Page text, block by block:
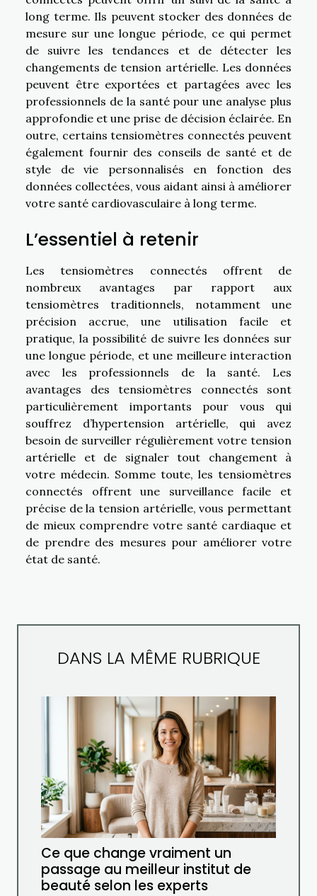
long terme. Ils peuvent stocker des données de
mesure sur une longue période, ce qui permet
de suivre les tendances et de détecter les
changements de tension artérielle. Les données
peuvent être exportées et partagées avec les
professionnels de la santé pour une analyse plus
approfondie et une prise de décision éclairée. En
outre, certains tensiomètres connectés peuvent
également fournir des conseils de santé et de
style de vie personnalisés en fonction des
données collectées, vous aidant ainsi à améliorer
votre santé cardiovasculaire à long terme.
L’essentiel à retenir
Les tensiomètres connectés offrent de
nombreux avantages par rapport aux
tensiomètres traditionnels, notamment une
précision accrue, une utilisation facile et
pratique, la possibilité de suivre les données sur
une longue période, et une meilleure interaction
avec les professionnels de la santé. Les
avantages des tensiomètres connectés sont
particulièrement importants pour vous qui
souffrez d’hypertension artérielle, qui avez
besoin de surveiller régulièrement votre tension
artérielle et de signaler tout changement à
votre médecin. Somme toute, les tensiomètres
connectés offrent une surveillance facile et
précise de la tension artérielle, vous permettant
de mieux comprendre votre santé cardiaque et
de prendre des mesures pour améliorer votre
état de santé.
DANS LA MÊME RUBRIQUE
Ce que change vraiment un
passage au meilleur institut de
beauté selon les experts